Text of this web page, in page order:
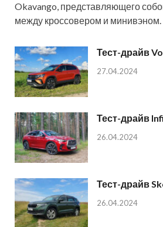
Okavango, представляющего
между кроссовером и
Тест-драйв
27.04.2024
Тест-драйв
26.04.2024
Тест-драйв
26.04.2024